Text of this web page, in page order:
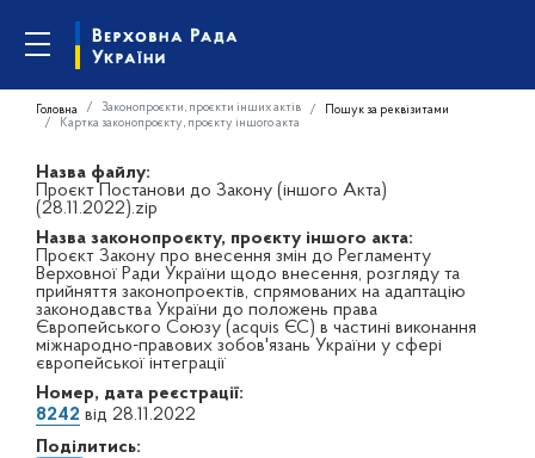
Головна Законопроєкти, проєкти інших актів
Пошук за реквізитами
Картка законопроєкту, проєкту іншого акта
Назва файлу:
Проєкт Постанови до Закону (іншого Акта)
(28.11.2022).zip
Назва законопроєкту, проєкту іншого акта:
Проєкт Закону про внесення змін до Регламенту
Верховної Ради України щодо внесення, розгляду та
прийняття законопроектів, спрямованих на адаптацію
законодавства України до положень права
Європейського Союзу (acquis ЄС) в частині виконання
міжнародно-правових зобов'язань України у сфері
європейської інтеграції
Номер, дата реєстрації:
8242 від 28.11.2022
Поділитись: